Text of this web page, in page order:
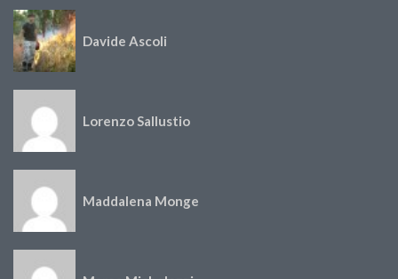
Davide Ascoli
Lorenzo Sallustio
Maddalena Monge